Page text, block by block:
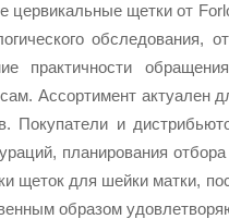
цервикальные щетки от
практичности
Ассортимент актуален
Покупатели и
планирования
щеток для шейки матки,
образом